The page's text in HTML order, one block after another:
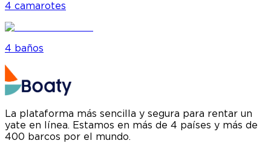
4 camarotes
4 baños
La plataforma más sencilla y segura para rentar un
yate en línea. Estamos en más de 4 países y más de
400 barcos por el mundo.